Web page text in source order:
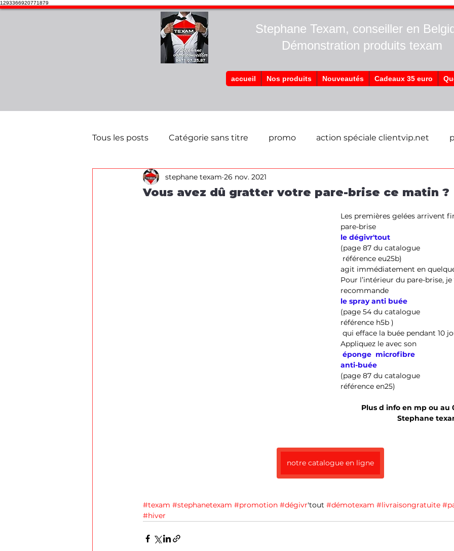
1293366920771879
Stephane Texam, conseiller en
Démonstration produits texam
accueil Nos produits Nouveautés Cadeaux 35 euro
Tous les posts Catégorie sans titre promo action spéciale clientvip.net
promotion en attente
Vous avez dû gratter votre pare-brise ce matin ?
stephane texam 26 nov. 2021
Les premières gelées arrivent
pare-brise
le dégivr'tout
(page 87 du catalogue
référence eu25b)
agit immédiatement en
Pour l’intérieur du pare-brise, je
recommande
le spray anti buée
(page 54 du catalogue
référence h5b )
qui efface la buée pendant 10
Appliquez le avec son
éponge  microfibre
anti-buée
(page 87 du catalogue
référence en25)
Plus d info en mp ou au
Stephane
notre catalogue en ligne
#texam #stephanetexam #promotion #dégivr'tout #démotexam #livraisongratuite
#hiver